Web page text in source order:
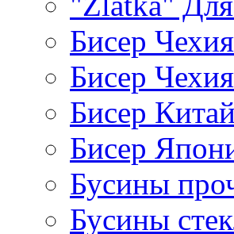
Бисер
Бисер
Бисер Китай
Бисер
Бусины
Бусины